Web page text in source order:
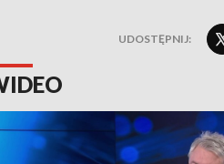
UDOSTĘPNIJ: